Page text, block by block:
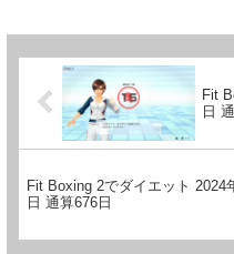
Fit
日
Fit Boxing 2でダイエット 2024
日 通算676日